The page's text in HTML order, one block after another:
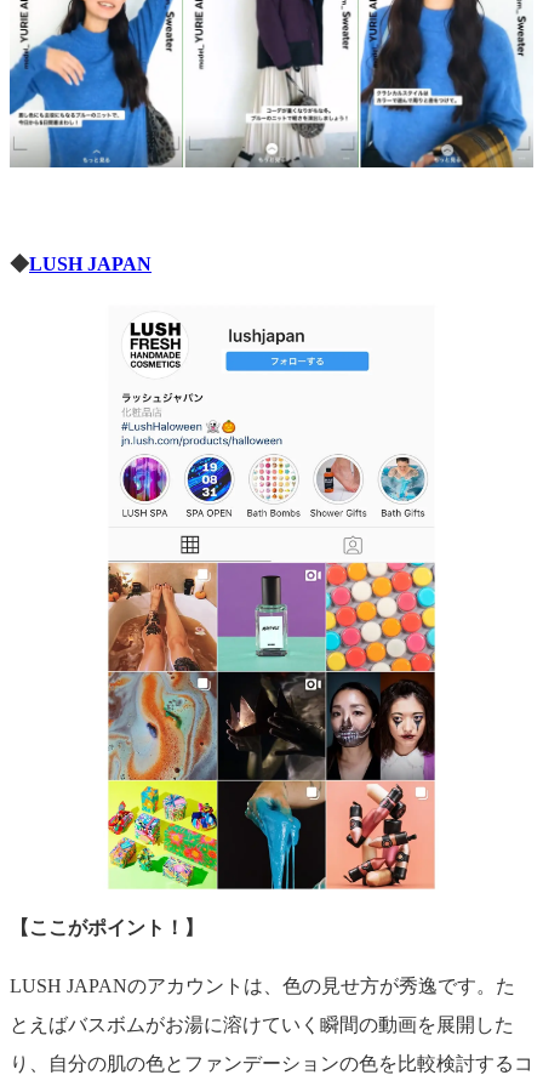
◆LUSH JAPAN
【ここがポイント！】
LUSH JAPANのアカウントは、色の見せ方が秀逸です。た
とえばバスボムがお湯に溶けていく瞬間の動画を展開した
り、自分の肌の色とファンデーションの色を比較検討するコ